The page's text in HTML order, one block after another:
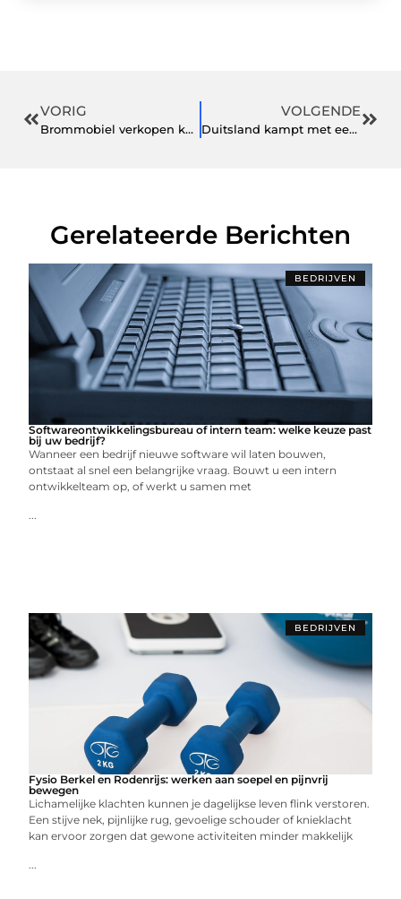
VORIG
Brommobiel verkopen kan je helpen om snel je brommobiel te verkopen
VOLGENDE
Duitsland kampt met een fijnstof probleem
Gerelateerde Berichten
BEDRIJVEN
Softwareontwikkelingsbureau of intern team: welke keuze past
bij uw bedrijf?
Wanneer een bedrijf nieuwe software wil laten bouwen,
ontstaat al snel een belangrijke vraag. Bouwt u een intern
ontwikkelteam op, of werkt u samen met
...
BEDRIJVEN
Fysio Berkel en Rodenrijs: werken aan soepel en pijnvrij
bewegen
Lichamelijke klachten kunnen je dagelijkse leven flink verstoren.
Een stijve nek, pijnlijke rug, gevoelige schouder of knieklacht
kan ervoor zorgen dat gewone activiteiten minder makkelijk
...